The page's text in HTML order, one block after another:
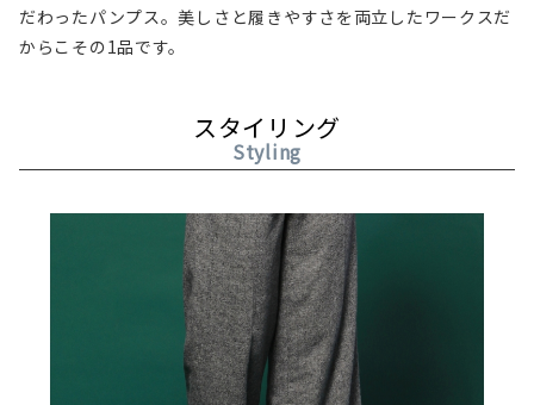
だわったパンプス。美しさと履きやすさを両立したワークスだ
からこその1品です。
スタイリング
Styling